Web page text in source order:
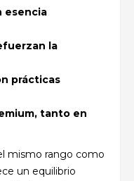
esencia
la
prácticas
tanto en
mismo rango como
un equilibrio